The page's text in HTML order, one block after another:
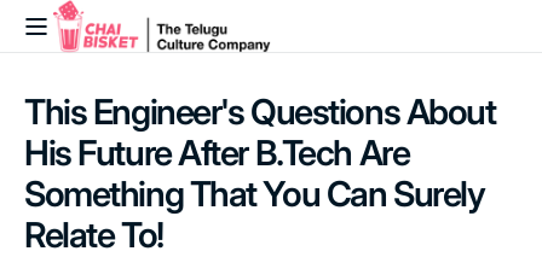
Skip to
content
This Engineer's Questions About
His Future After B.Tech Are
Something That You Can Surely
Relate To!